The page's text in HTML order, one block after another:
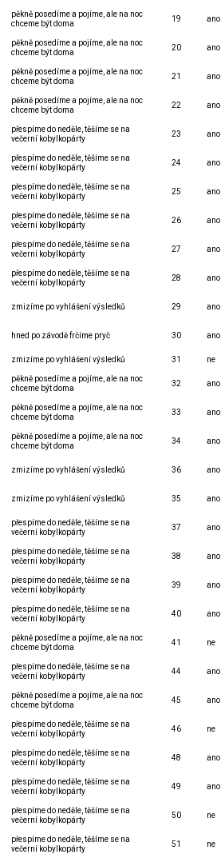
pěkně posedíme a pojíme, ale na noc
chceme být doma
19 ano
pěkně posedíme a pojíme, ale na noc
chceme být doma
20 ano
pěkně posedíme a pojíme, ale na noc
chceme být doma
21 ano
pěkně posedíme a pojíme, ale na noc
chceme být doma
22 ano
přespíme do neděle, těšíme se na
večerní kobylkopárty
23 ano
přespíme do neděle, těšíme se na
večerní kobylkopárty
24 ano
přespíme do neděle, těšíme se na
večerní kobylkopárty
25 ano
přespíme do neděle, těšíme se na
večerní kobylkopárty
26 ano
přespíme do neděle, těšíme se na
večerní kobylkopárty
27 ano
přespíme do neděle, těšíme se na
večerní kobylkopárty
28 ano
zmizíme po vyhlášení výsledků 29 ano
hned po závodě frčíme pryč 30 ano
zmizíme po vyhlášení výsledků 31 ne
pěkně posedíme a pojíme, ale na noc
chceme být doma
32 ano
pěkně posedíme a pojíme, ale na noc
chceme být doma
33 ano
pěkně posedíme a pojíme, ale na noc
chceme být doma
34 ano
zmizíme po vyhlášení výsledků 36 ano
zmizíme po vyhlášení výsledků 35 ano
přespíme do neděle, těšíme se na
večerní kobylkopárty
37 ano
přespíme do neděle, těšíme se na
večerní kobylkopárty
38 ano
přespíme do neděle, těšíme se na
večerní kobylkopárty
39 ano
přespíme do neděle, těšíme se na
večerní kobylkopárty
40 ano
pěkně posedíme a pojíme, ale na noc
chceme být doma
41 ne
přespíme do neděle, těšíme se na
večerní kobylkopárty
44 ano
pěkně posedíme a pojíme, ale na noc
chceme být doma
45 ano
přespíme do neděle, těšíme se na
večerní kobylkopárty
46 ne
přespíme do neděle, těšíme se na
večerní kobylkopárty
48 ano
přespíme do neděle, těšíme se na
večerní kobylkopárty
49 ano
přespíme do neděle, těšíme se na
večerní kobylkopárty
50 ne
přespíme do neděle, těšíme se na
večerní kobylkopárty
51 ne